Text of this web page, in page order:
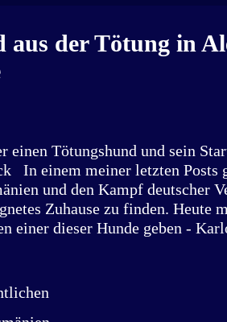
und erhalten ihre
dürfen sofort ins Foster
K...
aus der Tötung in
einen Tötungshund und sein
In einem meiner letzten Posts
und den Kampf deutscher
Zuhause zu finden. Heute
einer dieser Hunde geben -
dass sie mit sieben Welpen
befreit und konnte ihre